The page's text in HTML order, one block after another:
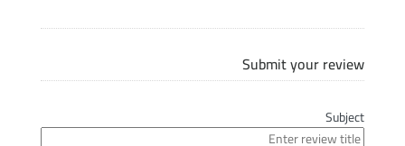
Submit your review
Subject